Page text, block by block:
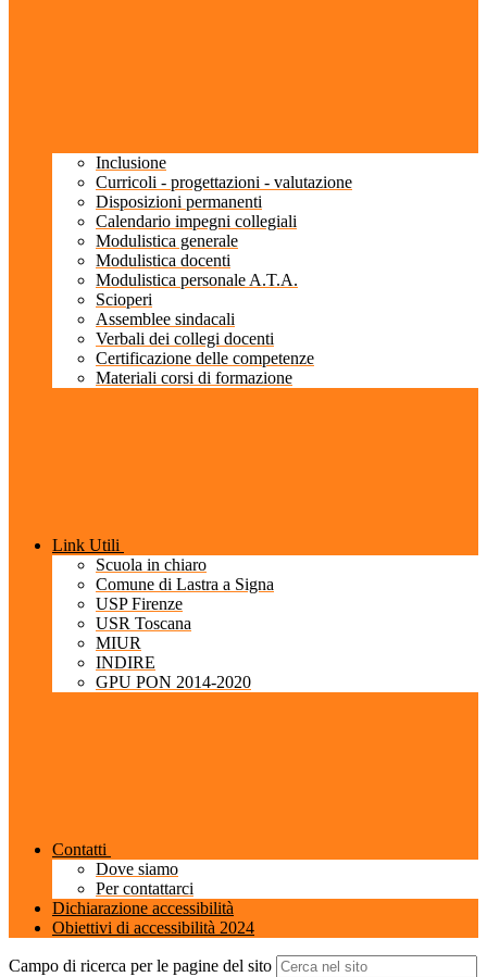
Inclusione
Curricoli - progettazioni - valutazione
Disposizioni permanenti
Calendario impegni collegiali
Modulistica generale
Modulistica docenti
Modulistica personale A.T.A.
Scioperi
Assemblee sindacali
Verbali dei collegi docenti
Certificazione delle competenze
Materiali corsi di formazione
Link Utili
Scuola in chiaro
Comune di Lastra a Signa
USP Firenze
USR Toscana
MIUR
INDIRE
GPU PON 2014-2020
Contatti
Dove siamo
Per contattarci
Dichiarazione accessibilità
Obiettivi di accessibilità 2024
Campo di ricerca per le pagine del sito